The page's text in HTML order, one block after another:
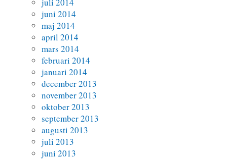
juli 2014
juni 2014
maj 2014
april 2014
mars 2014
februari 2014
januari 2014
december 2013
november 2013
oktober 2013
september 2013
augusti 2013
juli 2013
juni 2013